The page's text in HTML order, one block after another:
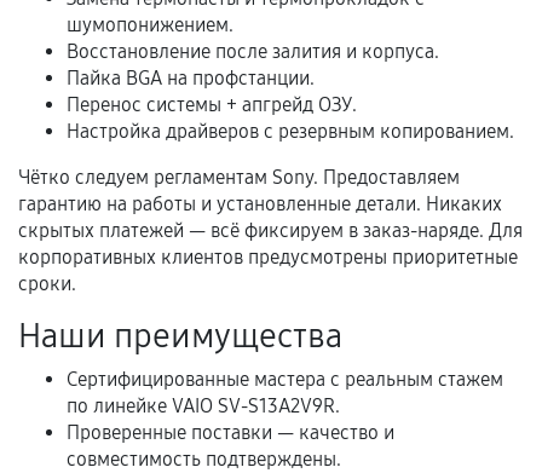
условия продления согласовываются отдельно и
фиксируются в документах.
Когда гарантия не действует
Нарушение правил эксплуатации,
механические повреждения, попадание влаги,
перегрев, коррозия.
Естественный износ деталей, если иное не
предусмотрено отдельно.
Обращение после окончания гарантийного
срока.
шумопонижением.
Восстановление после залития и корпуса.
Пайка BGA на профстанции.
Перенос системы + апгрейд ОЗУ.
Настройка драйверов с резервным копированием.
Чётко следуем регламентам Sony. Предоставляем
гарантию на работы и установленные детали. Никаких
скрытых платежей — всё фиксируем в заказ-наряде. Для
корпоративных клиентов предусмотрены приоритетные
сроки.
Наши преимущества
Сертифицированные мастера с реальным стажем
по линейке VAIO SV-S13A2V9R.
Проверенные поставки — качество и
совместимость подтверждены.